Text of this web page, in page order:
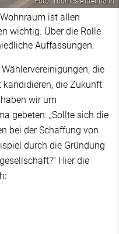
ist allen
wichtig. Über die Rolle
Auffassungen.
die
kandidieren, die Zukunft
wir um
gebeten: „Sollte sich die
bei der Schaffung von
durch die Gründung
Hier die